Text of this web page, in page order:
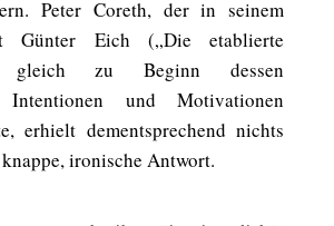
Peter Coreth, der in seinem
Günter Eich („Die etablierte
gleich zu Beginn dessen
Intentionen und Motivationen
erhielt dementsprechend nichts
ironische Antwort.